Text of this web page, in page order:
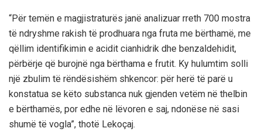
“Për temën e magjistraturës janë analizuar rreth 700 mostra
të ndryshme rakish të prodhuara nga fruta me bërthamë, me
qëllim identifikimin e acidit cianhidrik dhe benzaldehidit,
përbërje që burojnë nga bërthama e frutit. Ky hulumtim solli
një zbulim të rëndësishëm shkencor: për herë të parë u
konstatua se këto substanca nuk gjenden vetëm në thelbin
e bërthamës, por edhe në lëvoren e saj, ndonëse në sasi
shumë të vogla”, thotë Lekoçaj.